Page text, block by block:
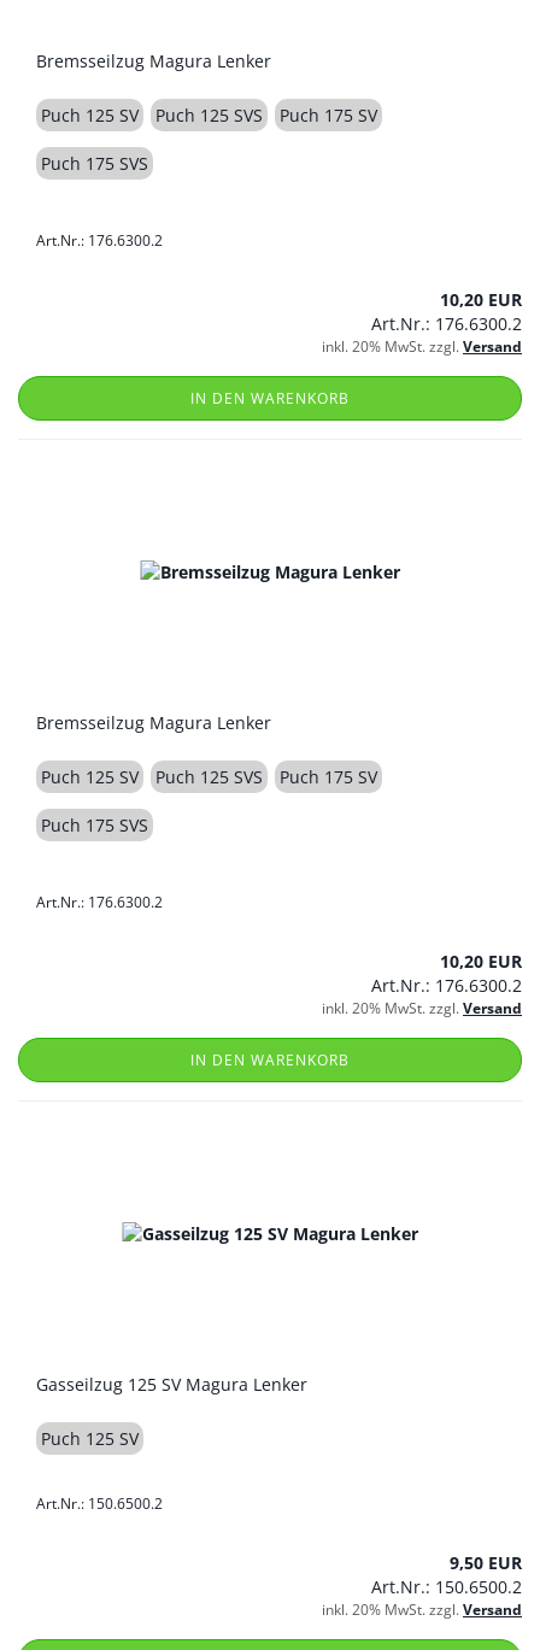
Bremsseilzug Magura Lenker
Puch 125 SV Puch 125 SVS Puch 175 SV
Puch 175 SVS
Art.Nr.: 176.6300.2
10,20 EUR
Art.Nr.: 176.6300.2
inkl. 20% MwSt. zzgl.Versand
IN DEN WARENKORB
Bremsseilzug Magura Lenker
Puch 125 SV Puch 125 SVS Puch 175 SV
Puch 175 SVS
Art.Nr.: 176.6300.2
10,20 EUR
Art.Nr.: 176.6300.2
inkl. 20% MwSt. zzgl.Versand
IN DEN WARENKORB
Gasseilzug 125 SV Magura Lenker
Puch 125 SV
Art.Nr.: 150.6500.2
9,50 EUR
Art.Nr.: 150.6500.2
inkl. 20% MwSt. zzgl.Versand